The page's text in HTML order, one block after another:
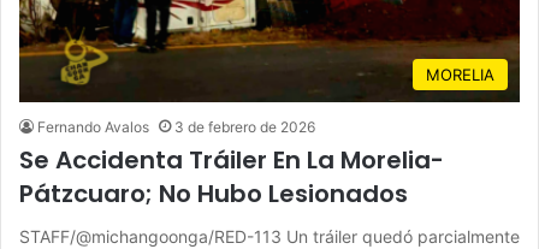
MORELIA
Fernando Avalos 3 de febrero de 2026
Se Accidenta Tráiler En La Morelia-
Pátzcuaro; No Hubo Lesionados
STAFF/@michangoonga/RED-113 Un tráiler quedó parcialmente